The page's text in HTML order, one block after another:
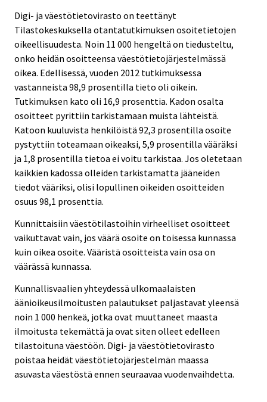
Digi- ja väestötietovirasto on teettänyt
Tilastokeskuksella otantatutkimuksen osoitetietojen
oikeellisuudesta. Noin 11 000 hengeltä on tiedusteltu,
onko heidän osoitteensa väestötietojärjestelmässä
oikea. Edellisessä, vuoden 2012 tutkimuksessa
vastanneista 98,9 prosentilla tieto oli oikein.
Tutkimuksen kato oli 16,9 prosenttia. Kadon osalta
osoitteet pyrittiin tarkistamaan muista lähteistä.
Katoon kuuluvista henkilöistä 92,3 prosentilla osoite
pystyttiin toteamaan oikeaksi, 5,9 prosentilla vääräksi
ja 1,8 prosentilla tietoa ei voitu tarkistaa. Jos oletetaan
kaikkien kadossa olleiden tarkistamatta jääneiden
tiedot vääriksi, olisi lopullinen oikeiden osoitteiden
osuus 98,1 prosenttia.
Kunnittaisiin väestötilastoihin virheelliset osoitteet
vaikuttavat vain, jos väärä osoite on toisessa kunnassa
kuin oikea osoite. Vääristä osoitteista vain osa on
väärässä kunnassa.
Kunnallisvaalien yhteydessä ulkomaalaisten
äänioikeusilmoitusten palautukset paljastavat yleensä
noin 1 000 henkeä, jotka ovat muuttaneet maasta
ilmoitusta tekemättä ja ovat siten olleet edelleen
tilastoituna väestöön. Digi- ja väestötietovirasto
poistaa heidät väestötietojärjestelmän maassa
asuvasta väestöstä ennen seuraavaa vuodenvaihdetta.